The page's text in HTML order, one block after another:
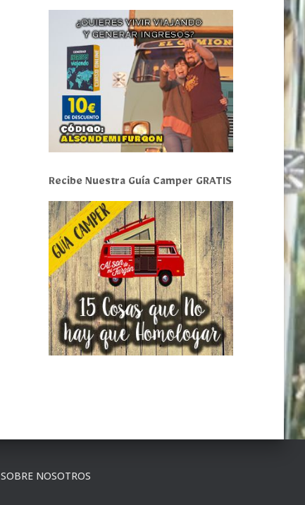
Recibe Nuestra Guía Camper GRATIS
SOBRE NOSOTROS